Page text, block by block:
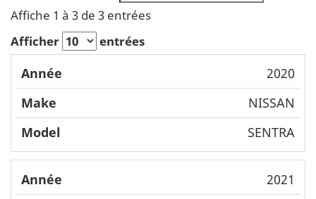
Affiche 1 à 3 de 3 entrées
Afficher
entrées
Année Make
l
2020
NISSAN
SENTRA
2021